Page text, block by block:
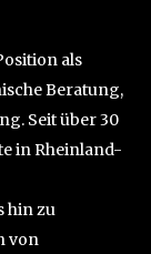
als
Beratung,
Seit über 30
in Rheinland-
hin zu
von